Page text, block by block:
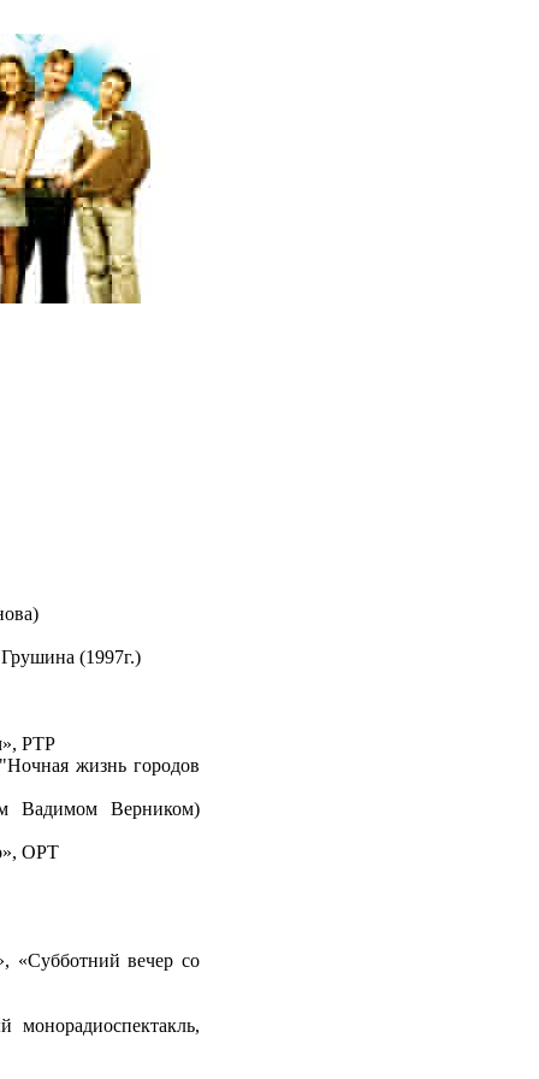
(1997г.)
РТР
жизнь городов
Вадимом Верником)
ОРТ
«Субботний вечер со
монорадиоспектакль,